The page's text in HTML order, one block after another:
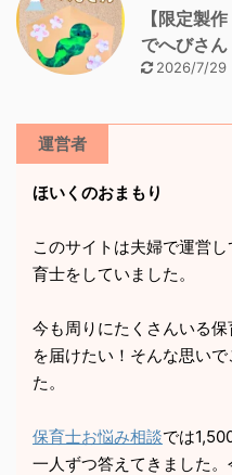
【限定製
でへびさん
2026/7/29
運営者
ほいくのおまもり
このサイトは夫婦で運営
育士をしていました。
今も周りにたくさんいる
を届けたい！そんな思い
た。
保育士お悩み相談では
一人ずつ答えてきました